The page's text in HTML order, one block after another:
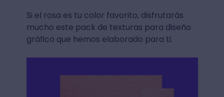
Si el rosa es tu color favorito, disfrutarás
mucho este pack de texturas para diseño
gráfico que hemos elaborado para ti.